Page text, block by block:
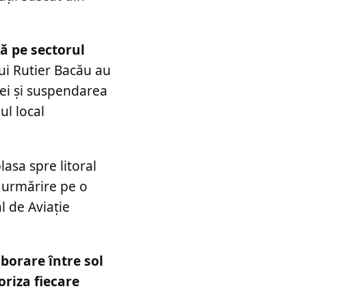
pe sectorul
Rutier Bacău au
și suspendarea
local
spre litoral
pe o
de Aviație
între sol
fiecare